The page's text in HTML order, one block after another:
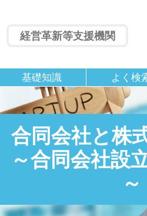
合同会社と株
～合同会社設
～
経営革新等支援機関
基礎知識 よく検